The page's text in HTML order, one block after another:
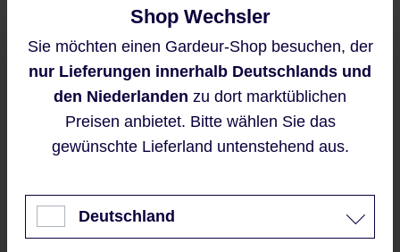
42/34 44/30 44/32
48/32
Größentabelle
Preise inkl. MwSt. zzgl. Versandkosten
Verkaufspreis:
76,95 € %
Shop Wechsler
Sie möchten einen Gardeur-Shop besuchen, der
nur Lieferungen innerhalb Deutschlands und
den Niederlanden zu dort marktüblichen
Preisen anbietet. Bitte wählen Sie das
gewünschte Lieferland untenstehend aus.
Deutschland
Diese Website verwendet Cookies,
um eine bestmögliche Erfahrung
bieten zu können.
Konfigurieren